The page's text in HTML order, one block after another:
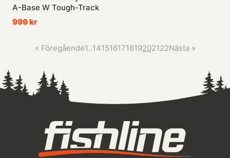
A-Base W Tough-Track
999 kr
« Föregående1..141516171819202122Nästa »